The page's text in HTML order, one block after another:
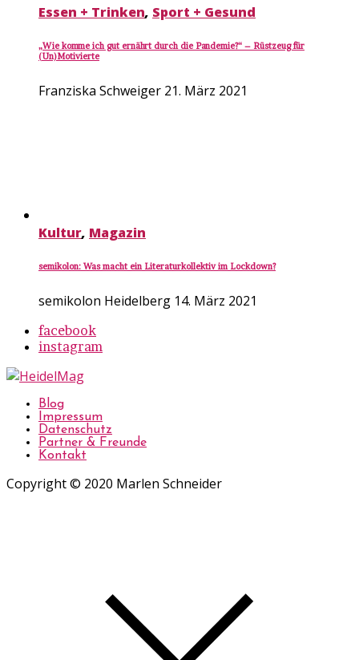
Essen + Trinken, Sport + Gesund
„Wie komme ich gut ernährt durch die Pandemie?“ – Rüstzeug für
(Un)Motivierte
Franziska Schweiger 21. März 2021
Kultur, Magazin
semikolon: Was macht ein Literaturkollektiv im Lockdown?
semikolon Heidelberg 14. März 2021
facebook
instagram
Blog
Impressum
Datenschutz
Partner & Freunde
Kontakt
Copyright © 2020 Marlen Schneider